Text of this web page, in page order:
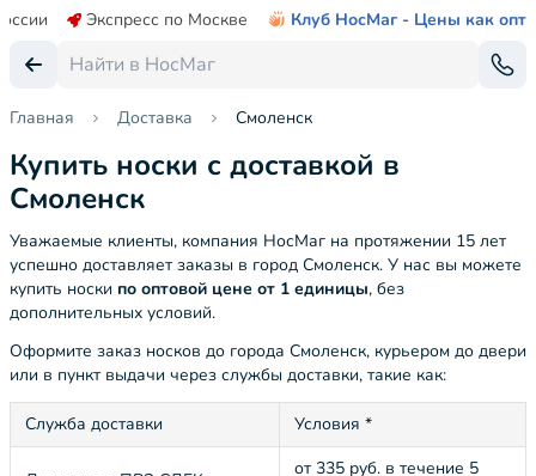
Экспресс по Москве Клуб НосМаг - Цены как опт
Главная Доставка Смоленск
Купить носки с доставкой в
Смоленск
Уважаемые клиенты, компания НосМаг на протяжении 15 лет
успешно доставляет заказы в город Смоленск. У нас вы можете
купить носки по оптовой цене от 1 единицы, без
дополнительных условий.
Оформите заказ носков до города Смоленск, курьером до двери
или в пункт выдачи через службы доставки, такие как:
Служба доставки Условия *
от 335 руб. в течение 5